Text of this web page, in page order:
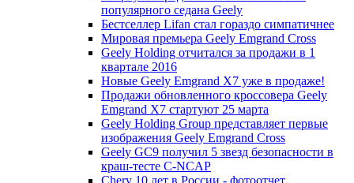
популярного седана Geely
Бестселлер Lifan стал гораздо симпатичнее
Мировая премьера Geely Emgrand Cross
Geely Holding отчитался за продажи в 1
квартале 2016
Новые Geely Emgrand X7 уже в продаже!
Продажи обновленного кроссовера Geely
Emgrand X7 стартуют 25 марта
Geely Holding Group представляет первые
изображения Geely Emgrand Cross
Geely GC9 получил 5 звезд безопасности в
краш-тесте C-NCAP
Chery 10 лет в России - фотоотчет